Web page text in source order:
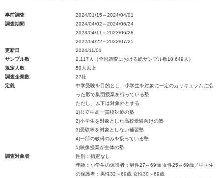
事前調査
2024/01/15～2024/04/01
調査期間
2024/04/02～2024/06/24
2023/04/11～2023/06/28
2022/04/22～2022/07/25
更新日
2024/11/01
サンプル数
2,117人（全国調査における総サンプル数10,649人）
規定人数
50人以上
調査企業数
27社
定義
中学受験を目的とし、小学生を対象に一定のカリキュラムに沿
った形で集団授業を行っている塾
ただし、以下は対象外とする
1)公立中高一貫校対策の塾
2)小学生を対象とした高校受験向けの塾
3)受験等を対象としない補習塾
4)一部の教科のみを扱っている塾
5)映像授業が主体の塾
調査対象者
性別：指定なし
年齢：小学生の保護者：男性27～69歳 女性25～69歳／中学生
の保護者：男性32～69歳 女性30～69歳